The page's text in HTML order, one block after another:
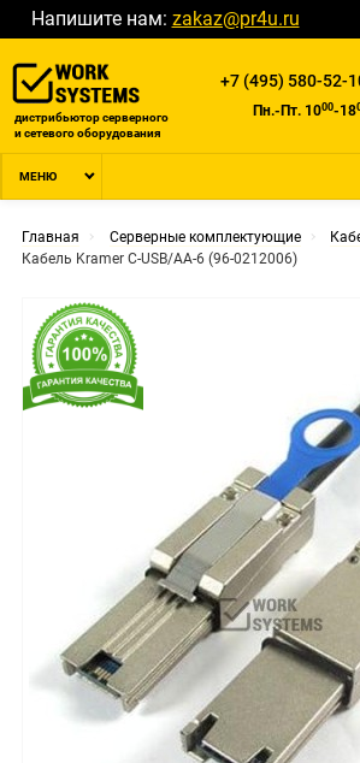
Напишите нам: zakaz@pr4u.ru
дистрибьютор серверного
и сетевого оборудования
+7 (495) 580-52-
Пн.-Пт. 1000-18
МЕНЮ
Главная Серверные комплектующие
Кабель Kramer C-USB/AA-6 (96-0212006)